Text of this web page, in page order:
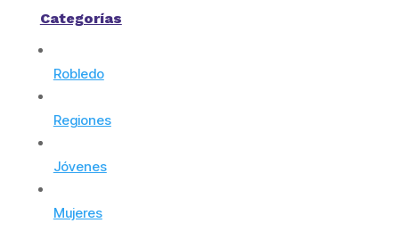
Categorías
Robledo
Regiones
Jóvenes
Mujeres